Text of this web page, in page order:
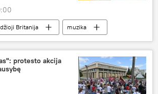
Britanija
muzika
protesto akcija